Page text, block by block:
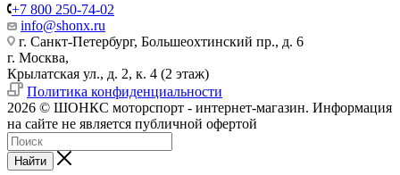
+7 800 250-74-02
info@shonx.ru
г. Санкт-Петербург, Большеохтинский пр., д. 6
г. Москва,
Крылатская ул., д. 2, к. 4 (2 этаж)
Политика конфиденциальности
2026 © ШОНКС моторспорт - интернет-магазин. Информация
на сайте не является публичной офертой
Найти